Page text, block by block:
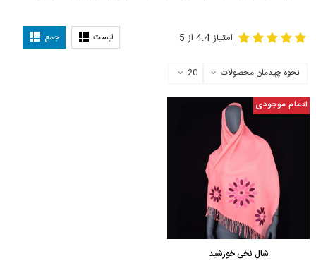
لیست جمع | امتیاز 4.4 از 5
نحوه چیدمان محصولات 20
اتمام موجودی
شال نخی خورشید